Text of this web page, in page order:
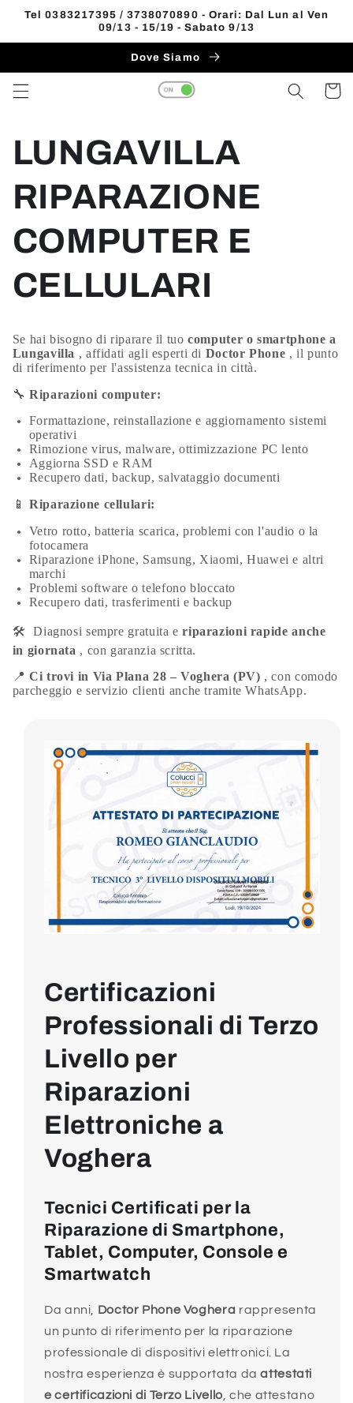
direttamente
Tel 0383217395 / 3738070890 - Orari: Dal Lun al Ven
09/13 - 15/19 - Sabato 9/13
Dove Siamo
Carrello
LUNGAVILLA
RIPARAZIONE
COMPUTER E
CELLULARI
Se hai bisogno di riparare il tuocomputer o smartphone a
Lungavilla , affidati agli esperti di Doctor Phone , il punto
di riferimento per l'assistenza tecnica in città.
🔧Riparazioni computer:
Formattazione, reinstallazione e aggiornamento sistemi
operativi
Rimozione virus, malware, ottimizzazione PC lento
Aggiorna SSD e RAM
Recupero dati, backup, salvataggio documenti
📱Riparazione cellulari:
Vetro rotto, batteria scarica, problemi con l'audio o la
fotocamera
Riparazione iPhone, Samsung, Xiaomi, Huawei e altri
marchi
Problemi software o telefono bloccato
Recupero dati, trasferimenti e backup
🛠 ️ Diagnosi sempre gratuita eriparazioni rapide anche
in giornata , con garanzia scritta.
📍Ci trovi in Via Plana 28 – Voghera (PV) , con comodo
parcheggio e servizio clienti anche tramite WhatsApp.
Certificazioni
Professionali di Terzo
Livello per
Riparazioni
Elettroniche a
Voghera
Tecnici Certificati per la
Riparazione di Smartphone,
Tablet, Computer, Console e
Smartwatch
Da anni, Doctor Phone Voghera rappresenta
un punto di riferimento per la riparazione
professionale di dispositivi elettronici. La
nostra esperienza è supportata daattestati
e certificazioni di Terzo Livello , che attestano